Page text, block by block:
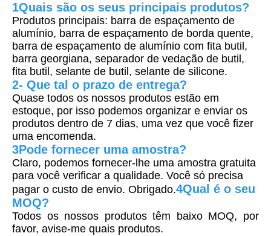
1Quais são os seus principais produtos?
Produtos principais: barra de espaçamento de
alumínio, barra de espaçamento de borda quente,
barra de espaçamento de alumínio com fita butil,
barra georgiana, separador de vedação de butil,
fita butil, selante de butil, selante de silicone.
2- Que tal o prazo de entrega?
Quase todos os nossos produtos estão em
estoque, por isso podemos organizar e enviar os
produtos dentro de 7 dias, uma vez que você fizer
uma encomenda.
3Pode fornecer uma amostra?
Claro, podemos fornecer-lhe uma amostra gratuita
para você verificar a qualidade. Você só precisa
pagar o custo de envio. Obrigado.4Qual é o seu
MOQ?
Todos os nossos produtos têm baixo MOQ, por
favor, avise-me quais produtos.